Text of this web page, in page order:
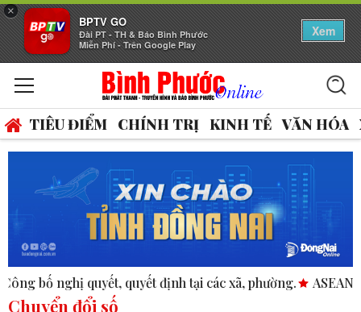
×
BPTV GO
Đài PT - TH & Báo Bình Phước
Miễn Phí - Trên Google Play
Xem
TIÊU ĐIỂM CHÍNH TRỊ KINH TẾ VĂN HÓA
quyết định tại các xã, phường. ASEAN thúc đẩy bình
Chuyển đổi số